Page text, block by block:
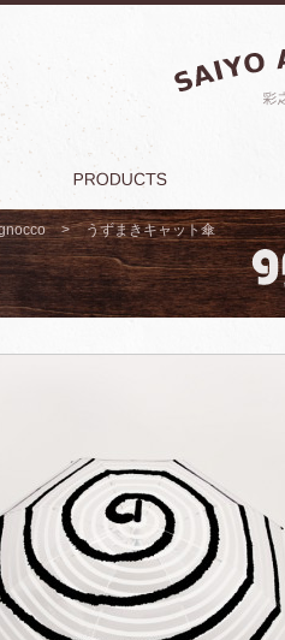
> うずまきキャット傘